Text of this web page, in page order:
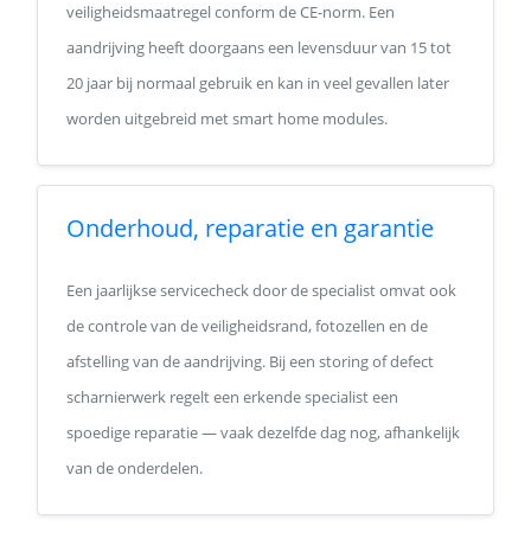
veiligheidsmaatregel conform de CE-norm. Een
aandrijving heeft doorgaans een levensduur van 15 tot
20 jaar bij normaal gebruik en kan in veel gevallen later
worden uitgebreid met smart home modules.
Onderhoud, reparatie en garantie
Een jaarlijkse servicecheck door de specialist omvat ook
de controle van de veiligheidsrand, fotozellen en de
afstelling van de aandrijving. Bij een storing of defect
scharnierwerk regelt een erkende specialist een
spoedige reparatie — vaak dezelfde dag nog, afhankelijk
van de onderdelen.